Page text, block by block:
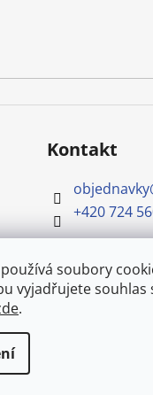
soubory
vyjadřujete souhlas
.
Kontakt
objednavky
+420 724